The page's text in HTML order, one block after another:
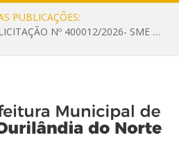
PUBLICAÇÕES:
AVISO DE DISPENSA DE LICITAÇÃO Nº 400012/2026- SME – CONTRATAÇÃO DE EMPRESA ESPECIALIZADA PARA LOCAÇÃO DE ÔNIBUS EXECUTIVO COM CAPACIDADE DE 60 (SESSENTA) POLTRONAS, PARA TRANSPORTAR PROFESSORES RESPONSÁVEIS E ALUNOS PARA BRASÍLIA, COM SAÍDA DIA 10/08/2026 E RETORNO DIA 14/08/2026